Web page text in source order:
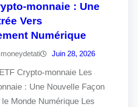
monnaie : Une
Vers
Numérique
Juin 28, 2026
Crypto-monnaie Les
: Une Nouvelle Façon
Monde Numérique Les